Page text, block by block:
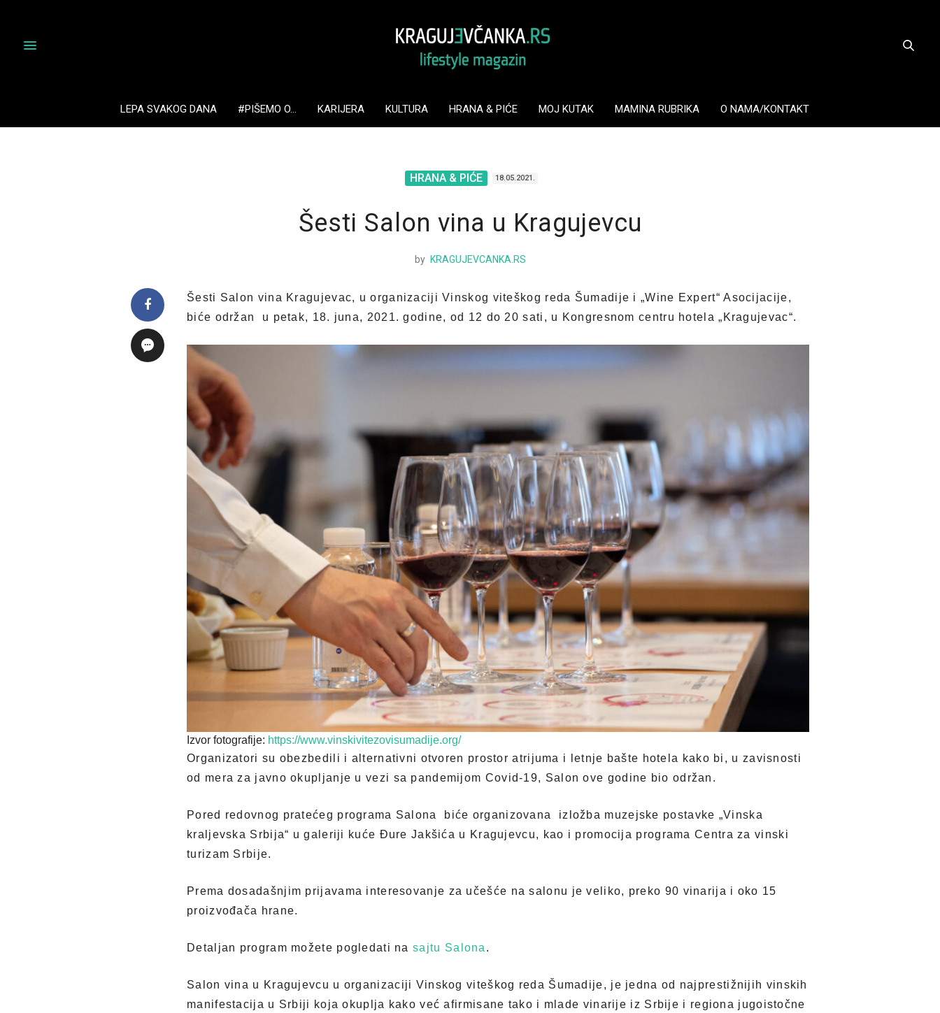
LEPA SVAKOG DANA #PIŠEMO O… KARIJERA KULTURA HRANA & PIĆE MOJ KUTAK MAMINA RUBRIKA O NAMA/KONTAKT
HRANA & PIĆE 18.05.2021.
Šesti Salon vina u Kragujevcu
by KRAGUJEVCANKA.RS
Šesti Salon vina Kragujevac, u organizaciji Vinskog viteškog reda Šumadije i „Wine Expert“ Asocijacije,
biće održan u petak, 18. juna, 2021. godine, od 12 do 20 sati, u Kongresnom centru hotela „Kragujevac“.
Izvor fotografije: https://www.vinskivitezovisumadije.org/
Organizatori su obezbedili i alternativni otvoren prostor atrijuma i letnje bašte hotela kako bi, u zavisnosti
od mera za javno okupljanje u vezi sa pandemijom Covid-19, Salon ove godine bio održan.
Pored redovnog pratećeg programa Salona biće organizovana izložba muzejske postavke „Vinska
kraljevska Srbija“ u galeriji kuće Đure Jakšića u Kragujevcu, kao i promocija programa Centra za vinski
turizam Srbije.
Prema dosadašnjim prijavama interesovanje za učešće na salonu je veliko, preko 90 vinarija i oko 15
proizvođača hrane.
Detaljan program možete pogledati nasajtu Salona .
Salon vina u Kragujevcu u organizaciji Vinskog viteškog reda Šumadije, je jedna od najprestižnijih vinskih
manifestacija u Srbiji koja okuplja kako već afirmisane tako i mlade vinarije iz Srbije i regiona jugoistočne